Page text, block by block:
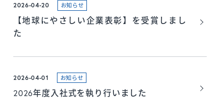
2026-04-20 お知らせ
【地球にやさしい企業表彰】を受賞しまし
た
2026-04-01 お知らせ
2026年度入社式を執り行いました